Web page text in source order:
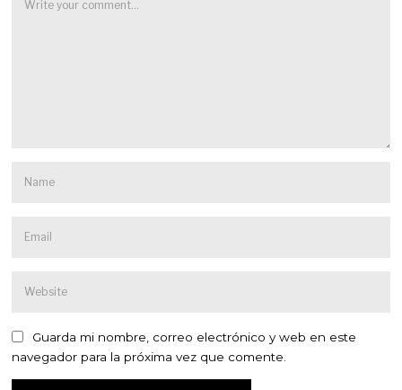
Guarda mi nombre, correo electrónico y web en este
navegador para la próxima vez que comente.